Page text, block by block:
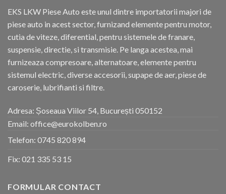
EKS LKW Piese Auto este unul dintre importatorii majori de
piese auto in acest sector, furnizand elemente pentru motor,
cutia de viteze, diferential, pentru sistemele de franare,
suspensie, directie, si transmisie. Pe langa acestea, mai
furnizeaza compresoare, alternatoare, elemente pentru
sistemul electric, diverse accesorii, supape de aer, piese de
caroserie, lubrifianti si filtre.
Adresa: Șoseaua Viilor 54, București 050152
Email: office@eurokolben.ro
Telefon: 0745 820 894
Fix: 021 335 53 15
FORMULAR CONTACT